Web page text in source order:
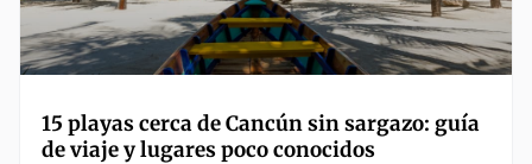
15 playas cerca de Cancún sin sargazo: guía
de viaje y lugares poco conocidos